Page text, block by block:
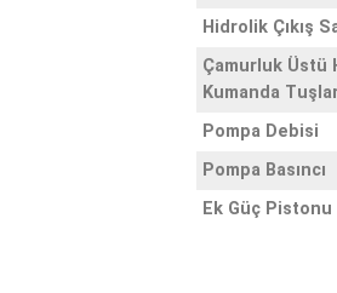
Hidrolik Çıkış
Çamurluk Üstü
Kumanda
Pompa Debisi
Pompa Basıncı
Ek Güç Pistonu